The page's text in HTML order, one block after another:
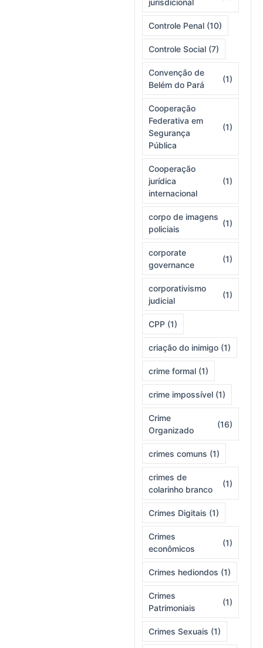
jurisdicional
Controle Penal (10)
Controle Social (7)
Convenção de
Belém do Pará
(1)
Cooperação
Federativa em
Segurança
Pública
(1)
Cooperação
jurídica
internacional
(1)
corpo de imagens
policiais
(1)
corporate
governance
(1)
corporativismo
judicial
(1)
CPP (1)
criação do inimigo (1)
crime formal (1)
crime impossível (1)
Crime
Organizado
(16)
crimes comuns (1)
crimes de
colarinho branco
(1)
Crimes Digitais (1)
Crimes
econômicos
(1)
Crimes hediondos (1)
Crimes
Patrimoniais
(1)
Crimes Sexuais (1)